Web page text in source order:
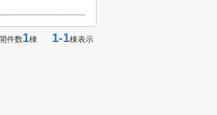
件数1棟 1-1棟表示